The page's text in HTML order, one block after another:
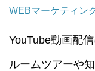
WEBマーケティン
YouTube動画配
ルームツアーや